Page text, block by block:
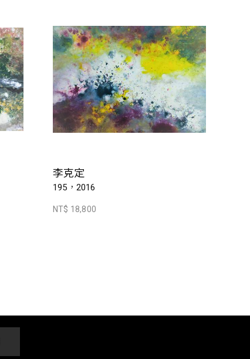
李克定
195，2016
NT$ 18,800